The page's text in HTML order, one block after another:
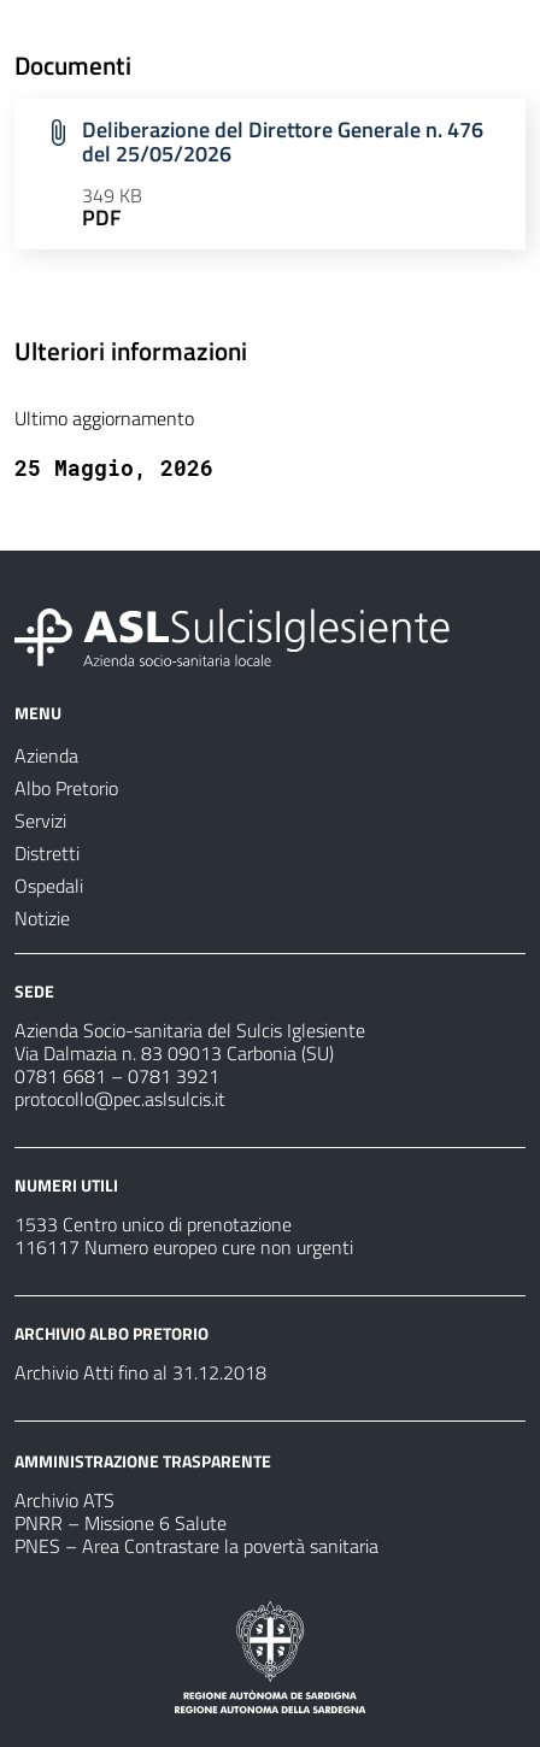
Documenti
Deliberazione del Direttore Generale n. 476
del 25/05/2026
349 KB
PDF
Ulteriori informazioni
Ultimo aggiornamento
25 Maggio, 2026
MENU
Azienda
Albo Pretorio
Servizi
Distretti
Ospedali
Notizie
SEDE
Azienda Socio-sanitaria del Sulcis Iglesiente
Via Dalmazia n. 83 09013 Carbonia (SU)
0781 6681 – 0781 3921
protocollo@pec.aslsulcis.it
NUMERI UTILI
1533 Centro unico di prenotazione
116117 Numero europeo cure non urgenti
ARCHIVIO ALBO PRETORIO
Archivio Atti fino al 31.12.2018
AMMINISTRAZIONE TRASPARENTE
Archivio ATS
PNRR – Missione 6 Salute
PNES – Area Contrastare la povertà sanitaria